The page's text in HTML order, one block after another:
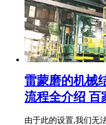
雷蒙磨的机械
流程全介绍 百
由于此的设置,我们无